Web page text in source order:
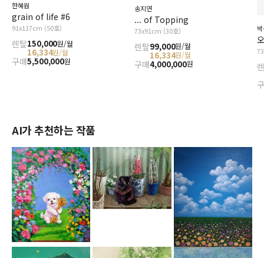
한혜원
grain of life #6
91x117cm (50호)
렌탈150,000원/월
16,334원/월
구매5,500,000원
송지연
... of Topping
73x91cm (30호)
렌탈99,000원/월
16,334원/월
구매4,000,000원
AI가 추천하는 작품